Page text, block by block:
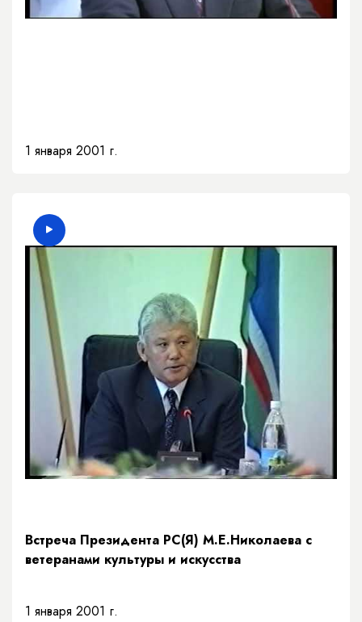
1 января 2001 г.
Встреча Президента РC(Я) М.Е.Николаева с
ветеранами культуры и искусства
1 января 2001 г.